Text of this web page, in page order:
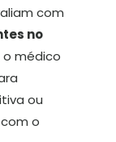
com
no
o médico
ou
o